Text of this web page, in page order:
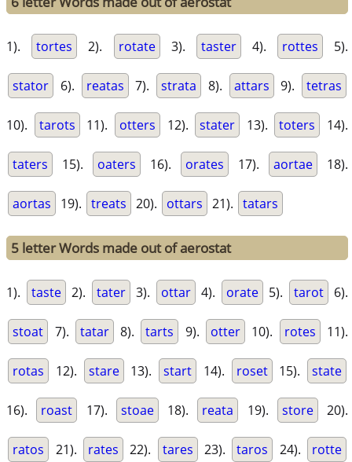
1). tortes 2). rotate 3). taster 4). rottes 5).
stator 6). reatas 7). strata 8). attars 9). tetras
10). tarots 11). otters 12). stater 13). toters 14).
taters 15). oaters 16). orates 17). aortae 18).
aortas 19). treats 20). ottars 21). tatars
5 letter Words made out of aerostat
1). taste 2). tater 3). ottar 4). orate 5). tarot 6).
stoat 7). tatar 8). tarts 9). otter 10). rotes 11).
rotas 12). stare 13). start 14). roset 15). state
16). roast 17). stoae 18). reata 19). store 20).
ratos 21). rates 22). tares 23). taros 24). rotte